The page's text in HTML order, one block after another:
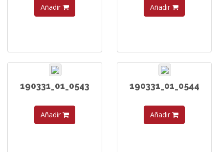
Añadir Añadir
190331_01_0543
Añadir
190331_01_0544
Añadir